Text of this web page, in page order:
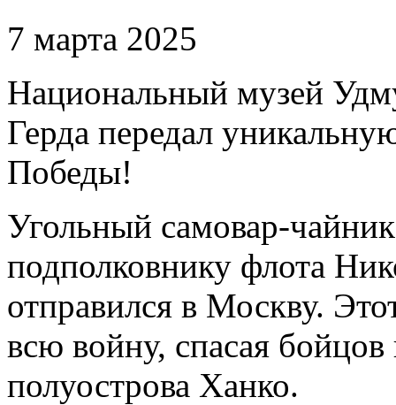
7 марта 2025
Национальный музей
Герда передал
Победы!
Угольный самовар-
подполковнику флота
отправился в Москву.
всю войну, спасая
полуострова Ханко.